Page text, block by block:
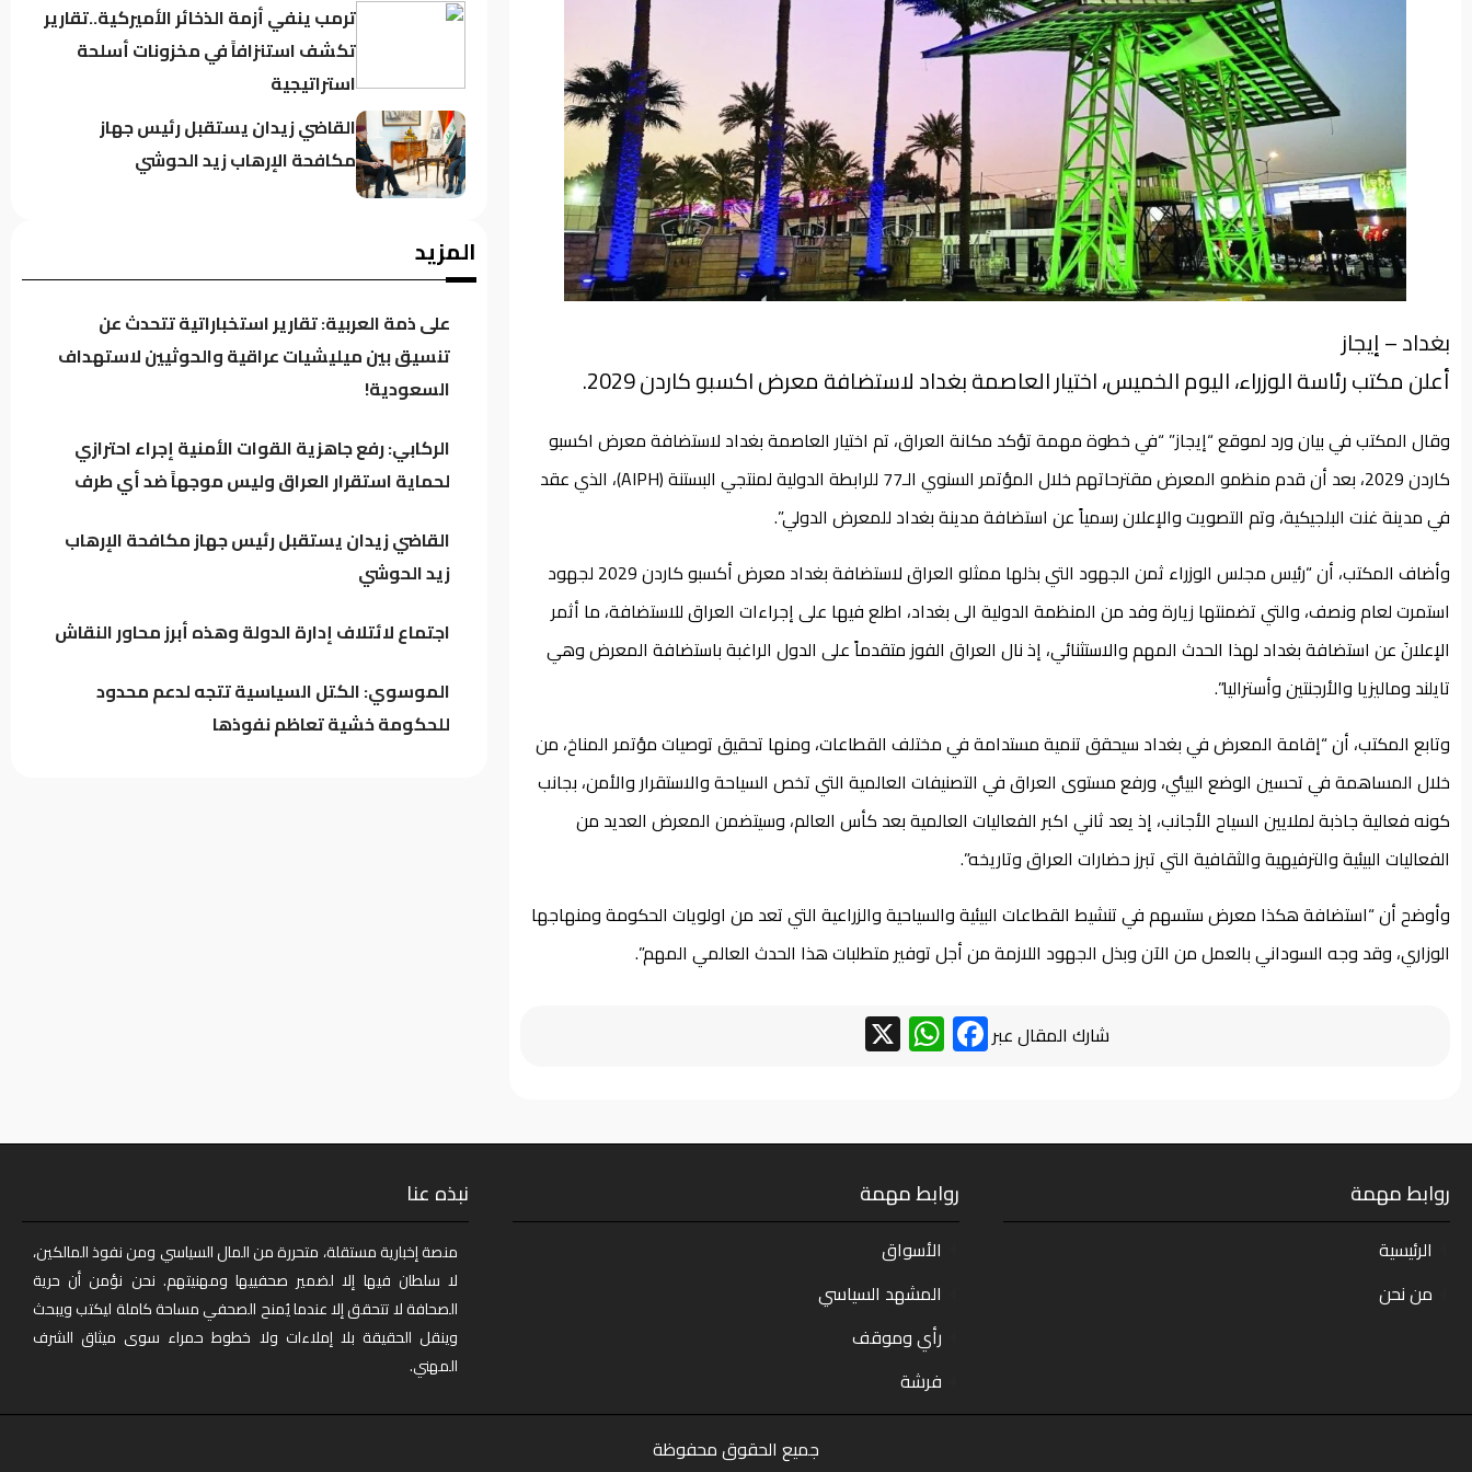
بغداد – إيجاز
أعلن مكتب رئاسة الوزراء، اليوم الخميس، اختيار العاصمة بغداد لاستضافة معرض اكسبو كاردن 2029.
وقال المكتب في بيان ورد لموقع “إيجاز” “في خطوة مهمة تؤكد مكانة العراق، تم اختيار العاصمة بغداد لاستضافة معرض اكسبو
كاردن 2029، بعد أن قدم منظمو المعرض مقترحاتهم خلال المؤتمر السنوي الـ77 للرابطة الدولية لمنتجي البستنة (AIPH)، الذي عقد
في مدينة غنت البلجيكية، وتم التصويت والإعلان رسمياً عن استضافة مدينة بغداد للمعرض الدولي”.
وأضاف المكتب، أن “رئيس مجلس الوزراء ثمن الجهود التي بذلها ممثلو العراق لاستضافة بغداد معرض أكسبو كاردن 2029 لجهود
استمرت لعام ونصف، والتي تضمنتها زيارة وفد من المنظمة الدولية الى بغداد، اطلع فيها على إجراءات العراق للاستضافة، ما أثمر
الإعلانَ عن استضافة بغداد لهذا الحدث المهم والاستثنائي، إذ نال العراق الفوز متقدماً على الدول الراغبة باستضافة المعرض وهي
تايلند وماليزيا والأرجنتين وأستراليا”.
وتابع المكتب، أن “إقامة المعرض في بغداد سيحقق تنمية مستدامة في مختلف القطاعات، ومنها تحقيق توصيات مؤتمر المناخ، من
خلال المساهمة في تحسين الوضع البيئي، ورفع مستوى العراق في التصنيفات العالمية التي تخص السياحة والاستقرار والأمن، بجانب
كونه فعالية جاذبة لملايين السياح الأجانب، إذ يعد ثاني اكبر الفعاليات العالمية بعد كأس العالم، وسيتضمن المعرض العديد من
الفعاليات البيئية والترفيهية والثقافية التي تبرز حضارات العراق وتاريخه”.
وأوضح أن “استضافة هكذا معرض ستسهم في تنشيط القطاعات البيئية والسياحية والزراعية التي تعد من اولويات الحكومة ومنهاجها
الوزاري، وقد وجه السوداني بالعمل من الآن وبذل الجهود اللازمة من أجل توفير متطلبات هذا الحدث العالمي المهم”.
شارك المقال عبر Facebook
WhatsApp
ترمب ينفي أزمة الذخائر الأميركية..تقارير
تكشف استنزافاً في مخزونات أسلحة
استراتيجية
القاضي زيدان يستقبل رئيس جهاز
مكافحة الإرهاب زيد الحوشي
كردستان تحت مجهر “صولة الزيدي”..
باحث سياسي: النظام في العراق لا يدير
الأزمات.. بل يصنعها للبقاء
المزيد
على ذمة العربية: تقارير استخباراتية تتحدث عن
تنسيق بين ميليشيات عراقية والحوثيين لاستهداف
السعودية!
الركابي: رفع جاهزية القوات الأمنية إجراء احترازي
لحماية استقرار العراق وليس موجهاً ضد أي طرف
القاضي زيدان يستقبل رئيس جهاز مكافحة الإرهاب
زيد الحوشي
اجتماع لائتلاف إدارة الدولة وهذه أبرز محاور النقاش
الموسوي: الكتل السياسية تتجه لدعم محدود
للحكومة خشية تعاظم نفوذها
روابط مهمة
الرئيسية
من نحن
روابط مهمة
الأسواق
المشهد السياسي
رأي وموقف
فرشة
نبذه عنا
منصة إخبارية مستقلة، متحررة من المال السياسي ومن نفوذ المالكين،
لا سلطان فيها إلا لضمير صحفييها ومهنيتهم. نحن نؤمن أن حرية
الصحافة لا تتحقق إلا عندما يُمنح الصحفي مساحة كاملة ليكتب ويبحث
وينقل الحقيقة بلا إملاءات ولا خطوط حمراء سوى ميثاق الشرف
المهني.
جميع الحقوق محفوظة